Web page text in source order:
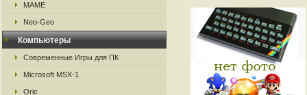
MAME
Neo-Geo
Компьютеры
Современные Игры для ПК
Microsoft MSX-1
Oric